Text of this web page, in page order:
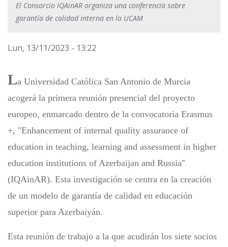
El Consorcio IQAinAR organiza una conferencia sobre
garantía de calidad interna en la UCAM
Lun, 13/11/2023 - 13:22
La Universidad Católica San Antonio de Murcia
acogerá la primera reunión presencial del proyecto
europeo, enmarcado dentro de la convocatoria Erasmus
+, "Enhancement of internal quality assurance of
education in teaching, learning and assessment in higher
education institutions of Azerbaijan and Russia''
(IQAinAR). Esta investigación se centra en la creación
de un modelo de garantía de calidad en educación
superior para Azerbaiyán.
Esta reunión de trabajo a la que acudirán los siete socios